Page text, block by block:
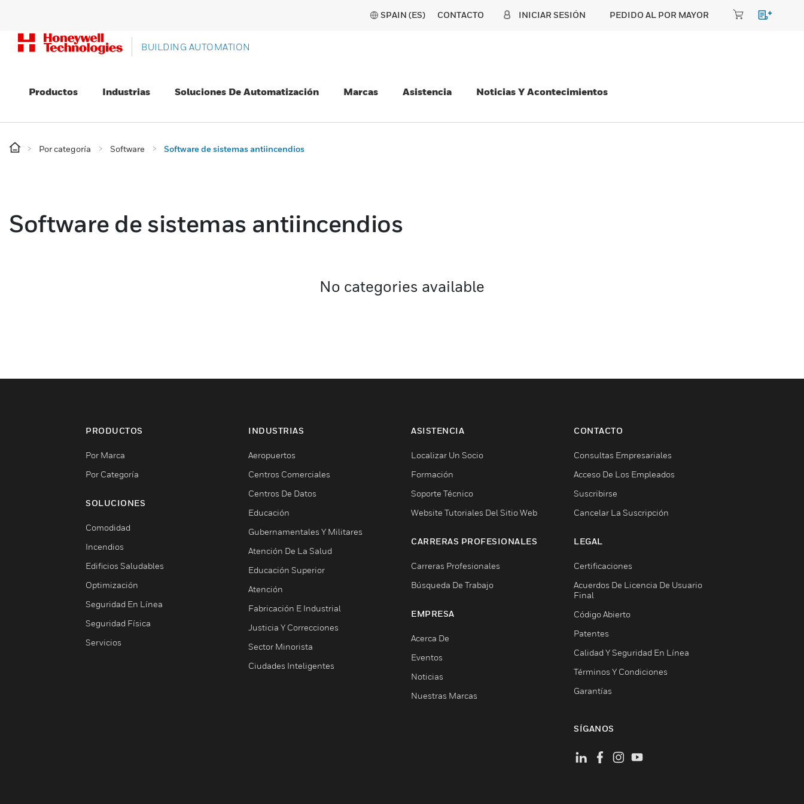
SPAIN (ES) CONTACTO INICIAR SESIÓN PEDIDO AL POR MAYOR
BUILDING AUTOMATION
Productos Industrias Soluciones De Automatización Marcas Asistencia Noticias Y Acontecimientos
Por categoría Software Software de sistemas antiincendios
Software de sistemas antiincendios
No categories available
PRODUCTOS
Por Marca
Por Categoría
SOLUCIONES
Comodidad
Incendios
Edificios Saludables
Optimización
Seguridad En Línea
Seguridad Física
Servicios
INDUSTRIAS
Aeropuertos
Centros Comerciales
Centros De Datos
Educación
Gubernamentales Y Militares
Atención De La Salud
Educación Superior
Atención
Fabricación E Industrial
Justicia Y Correcciones
Sector Minorista
Ciudades Inteligentes
ASISTENCIA
Localizar Un Socio
Formación
Soporte Técnico
Website Tutoriales Del Sitio Web
CARRERAS PROFESIONALES
Carreras Profesionales
Búsqueda De Trabajo
EMPRESA
Acerca De
Eventos
Noticias
Nuestras Marcas
CONTACTO
Consultas Empresariales
Acceso De Los Empleados
Suscribirse
Cancelar La Suscripción
LEGAL
Certificaciones
Acuerdos De Licencia De Usuario
Final
Código Abierto
Patentes
Calidad Y Seguridad En Línea
Términos Y Condiciones
Garantías
SÍGANOS